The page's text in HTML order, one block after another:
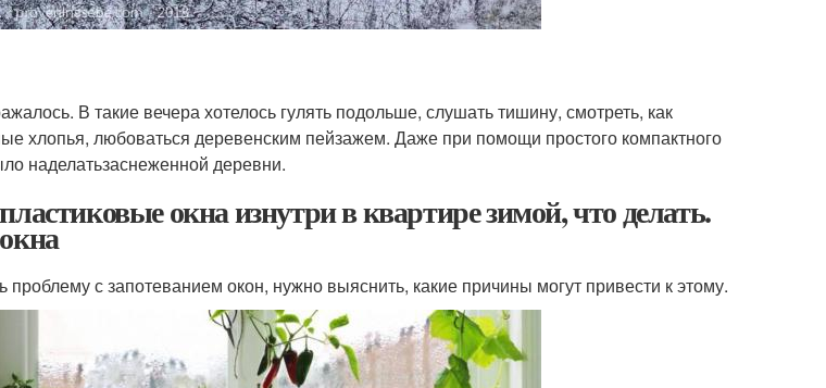
В такие вечера хотелось гулять подольше, слушать тишину, смотреть, как
хлопья, любоваться деревенским пейзажем. Даже при помощи простого компактного
наделатьзаснеженной деревни.
окна изнутри в квартире зимой, что делать.
проблему с запотеванием окон, нужно выяснить, какие причины могут привести к этому.